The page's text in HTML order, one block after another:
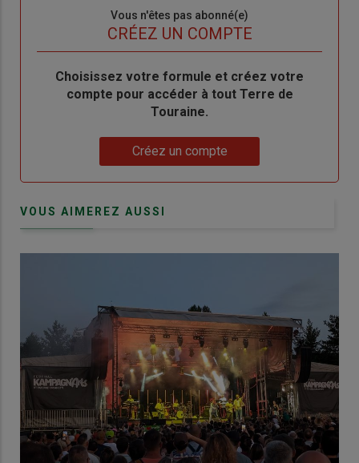
Vous n'êtes pas abonné(e)
CRÉEZ UN COMPTE
BodyChoisissez votre formule et créez votre
compte pour accéder à tout Terre de
Touraine.
Créez un compte
VOUS AIMEREZ AUSSI